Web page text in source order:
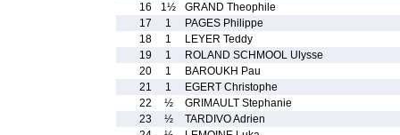
16
1½
GRAND Theophile
17
1
PAGES Philippe
18
1
LEYER Teddy
19
1
ROLAND SCHMOOL Ulysse
20
1
BAROUKH Pau
21
1
EGERT Christophe
22
½
GRIMAULT Stephanie
23
½
TARDIVO Adrien